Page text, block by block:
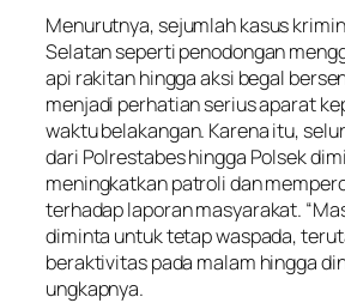
Menurutnya, sejumlah kasus
Selatan seperti penodongan
api rakitan hingga aksi begal
menjadi perhatian serius aparat
waktu belakangan. Karena itu,
dari Polrestabes hingga Polsek
meningkatkan patroli dan
terhadap laporan masyarakat.
diminta untuk tetap waspada,
beraktivitas pada malam hingga
ungkapnya.